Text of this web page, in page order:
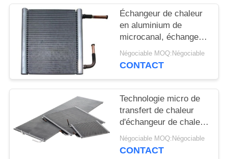
PRIVACY
POLICY
Échangeur de chaleur
en aluminium de
microcanal, échangeur
de chaleur de
climatiseur
Négociable MOQ:Négociable
CONTACT
Technologie micro de
transfert de chaleur
d'échangeur de chaleur
d'AC380V 60Hz
Négociable MOQ:Négociable
CONTACT